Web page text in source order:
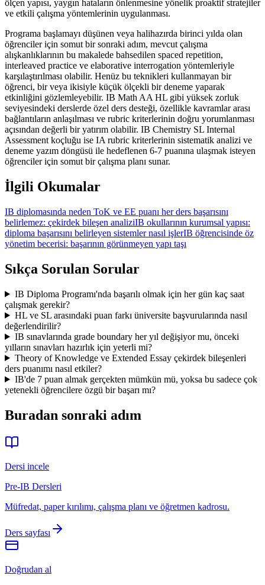
ölçen yapısı, yaygın hataların önlenmesine yönelik proaktif stratejiler
ve etkili çalışma yöntemlerinin uygulanması.
Programa başlamayı düşünen veya halihazırda birinci yılda olan
öğrenciler için somut bir sonraki adım, mevcut çalışma
alışkanlıklarının bu makalede bahsedilen spaced repetition,
interleaved practice ve elaborative interrogation yöntemleriyle
karşılaştırılması olabilir. Henüz bu teknikleri kullanmayan bir
öğrenci, bir veya ikisiyle küçük ölçekli bir deneme yaparak
etkinliğini gözlemleyebilir. IB Math AA HL gibi yüksek zorluk
seviyesindeki derslerde özel ders desteği, özellikle kavramlar arası
bağlantıların anlaşılması ve rubric kriterlerinin doğru yorumlanması
açısından değerli bir yatırım olabilir. IB Chemistry SL Internal
Assessment koçluğu ise IA rubric kriterlerinin sistematik analizi ve
deneme yazım döngüsü ile hedeflenen 6-7 puanına ulaşmak isteyen
öğrenciler için somut bir çalışma planı sunar.
İlgili Okumalar
IB diplomasında neden ToK ve EE puanı her ders başarısını
belirlemez: çekirdek bileşen analiziIB okullarının kurumsal yapısı:
diploma başarısını belirleyen sistemler nasıl işlerIB öğrencisinde öz
yönetim becerisi: başarının görünmeyen yapı taşı
Sıkça Sorulan Sorular
IB Diploma Programı'nda başarılı olmak için her gün kaç saat
çalışmak gerekir?
HL ve SL arasındaki puan farkı üniversite başvurularında nasıl
değerlendirilir?
IB sınavlarında grade boundary her yıl değişiyor mu, önceki
yılların sınavları hazırlık için yeterli mi?
Theory of Knowledge ve Extended Essay çekirdek bileşenleri
ders puanımı nasıl etkiler?
IB'de 7 puan almak gerçekten mümkün mü, yoksa bu sadece çok
yetenekli öğrencilere özgü bir başarı mı?
Buradan sonraki adım
Dersi incele
Pre-IB Dersleri
Müfredat, paper kırılımı, çalışma planı ve öğretmen kadrosu.
Ders sayfası
Doğrudan al